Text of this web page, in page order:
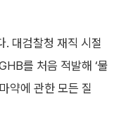
대검찰청 재직 시절
를 처음 적발해 ‘물
약에 관한 모든 질